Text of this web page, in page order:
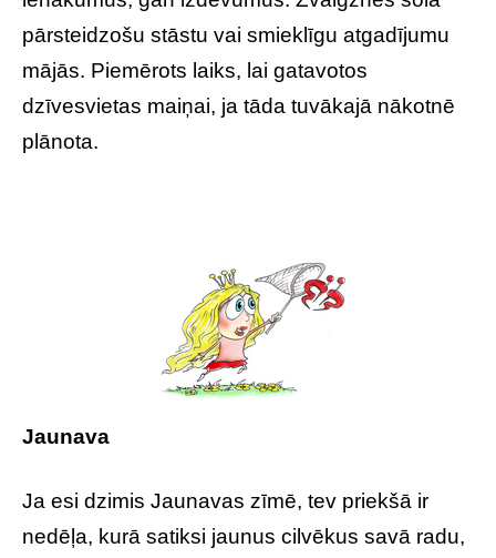
pārsteidzošu stāstu vai smieklīgu atgadījumu
mājās. Piemērots laiks, lai gatavotos
dzīvesvietas maiņai, ja tāda tuvākajā nākotnē
plānota.
Jaunava
Ja esi dzimis Jaunavas zīmē, tev priekšā ir
nedēļa, kurā satiksi jaunus cilvēkus savā radu,